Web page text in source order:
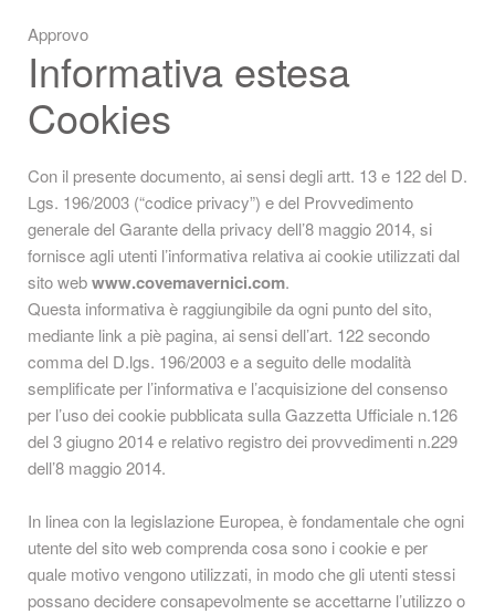
Approvo
Informativa estesa
Cookies
Con il presente documento, ai sensi degli artt. 13 e 122 del D.
Lgs. 196/2003 (“codice privacy”) e del Provvedimento
generale del Garante della privacy dell’8 maggio 2014, si
fornisce agli utenti l’informativa relativa ai cookie utilizzati dal
sito webwww.covemavernici.com.
Questa informativa è raggiungibile da ogni punto del sito,
mediante link a piè pagina, ai sensi dell’art. 122 secondo
comma del D.lgs. 196/2003 e a seguito delle modalità
semplificate per l’informativa e l’acquisizione del consenso
per l’uso dei cookie pubblicata sulla Gazzetta Ufficiale n.126
del 3 giugno 2014 e relativo registro dei provvedimenti n.229
dell’8 maggio 2014.
In linea con la legislazione Europea, è fondamentale che ogni
utente del sito web comprenda cosa sono i cookie e per
quale motivo vengono utilizzati, in modo che gli utenti stessi
possano decidere consapevolmente se accettarne l’utilizzo o